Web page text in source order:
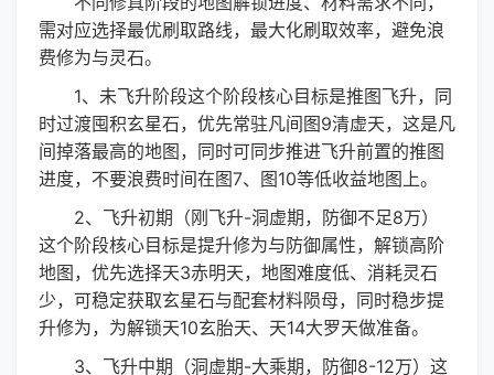
需对应选择最优刷取路线，最大化刷取效率，避免浪
费修为与灵石。
1、未飞升阶段这个阶段核心目标是推图飞升，同
时过渡囤积玄星石，优先常驻凡间图9清虚天，这是凡
间掉落最高的地图，同时可同步推进飞升前置的推图
进度，不要浪费时间在图7、图10等低收益地图上。
2、飞升初期（刚飞升-洞虚期，防御不足8万）
这个阶段核心目标是提升修为与防御属性，解锁高阶
地图，优先选择天3赤明天，地图难度低、消耗灵石
少，可稳定获取玄星石与配套材料陨母，同时稳步提
升修为，为解锁天10玄胎天、天14大罗天做准备。
3、飞升中期（洞虚期-大乘期，防御8-12万）这